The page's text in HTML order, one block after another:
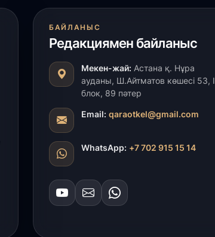
БАЙЛАНЫС
Редакциямен байланыс
Мекен-жай: Астана қ. Нұра
ауданы, Ш.Айтматов көшесі 53, І
блок, 89 пәтер
Email: qaraotkel@gmail.com
WhatsApp: +7 702 915 15 14